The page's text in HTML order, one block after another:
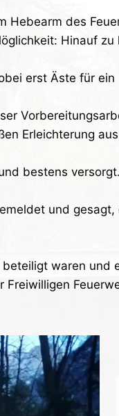
Hebearm des
Hinauf zu
erst Äste für ein
Erleichterung
bestens versorgt.
und gesagt,
waren und